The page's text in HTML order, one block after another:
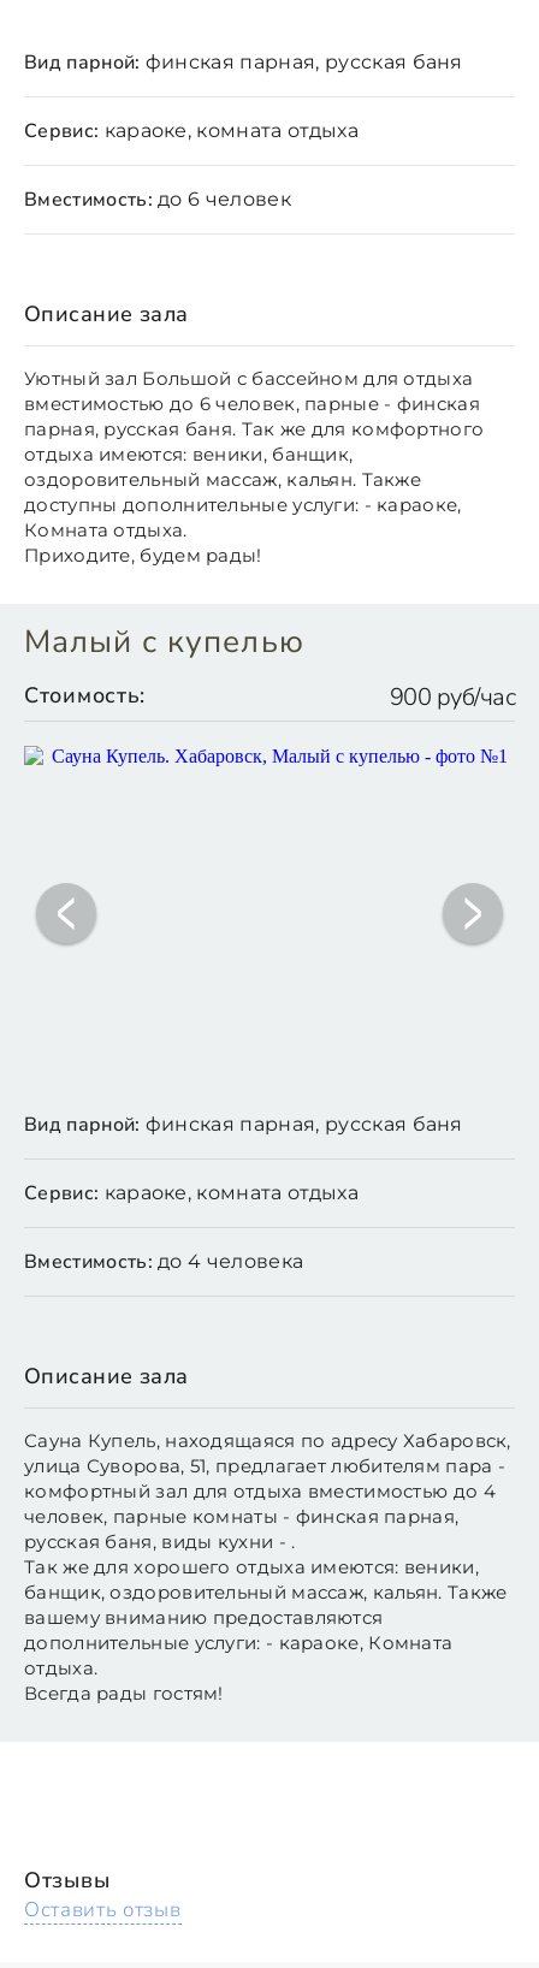
Вид парной: финская парная, русская баня
Сервис: караоке, комната отдыха
Вместимость: до 6 человек
Описание зала
Уютный зал Большой с бассейном для отдыха
вместимостью до 6 человек, парные - финская
парная, русская баня. Так же для комфортного
отдыха имеются: веники, банщик,
оздоровительный массаж, кальян. Также
доступны дополнительные услуги: - караоке,
Комната отдыха.
Приходите, будем рады!
Малый с купелью
Стоимость: 900 руб/час
Вид парной: финская парная, русская баня
Сервис: караоке, комната отдыха
Вместимость: до 4 человека
Описание зала
Сауна Купель, находящаяся по адресу Хабаровск,
улица Суворова, 51, предлагает любителям пара -
комфортный зал для отдыха вместимостью до 4
человек, парные комнаты - финская парная,
русская баня, виды кухни - .
Так же для хорошего отдыха имеются: веники,
банщик, оздоровительный массаж, кальян. Также
вашему вниманию предоставляются
дополнительные услуги: - караоке, Комната
отдыха.
Всегда рады гостям!
Отзывы
Оставить отзыв